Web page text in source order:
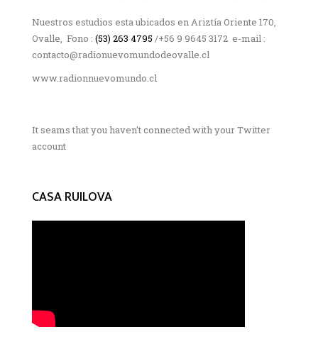
Nuestros estudios esta ubicados en Ariztía Oriente 170,
Ovalle, Fono : (53) 263 4795 /+56 9 9645 3172 e-mail :
contacto@radionuevomundodeovalle.cl
www.radionnuevomundo.cl
It seams that you haven't connected with your Twitter
account
CASA RUILOVA